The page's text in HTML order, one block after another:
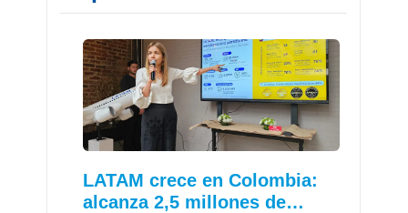
LATAM crece en Colombia:
alcanza 2,5 millones de…